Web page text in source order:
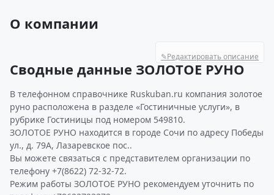
О компании
✎Редактировать описание
Сводные данные ЗОЛОТОЕ РУНО
В телефонном справочнике Ruskuban.ru компания золотое
руно расположена в разделе «Гостиничные услуги», в
рубрике Гостиницы под номером 549810.
ЗОЛОТОЕ РУНО находится в городе Сочи по адресу Победы
ул., д. 79А, Лазаревское пос..
Вы можете связаться с представителем организации по
телефону +7(8622) 72-32-72.
Режим работы ЗОЛОТОЕ РУНО рекомендуем уточнить по